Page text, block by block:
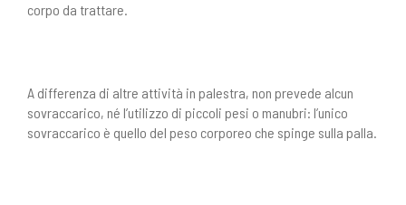
corpo da trattare.
A differenza di altre attività in palestra, non prevede alcun
sovraccarico, né l’utilizzo di piccoli pesi o manubri: l’unico
sovraccarico è quello del peso corporeo che spinge sulla palla.